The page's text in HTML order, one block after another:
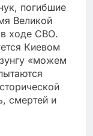
погибшие
Великой
ходе СВО.
Киевом
«можем
смертей и